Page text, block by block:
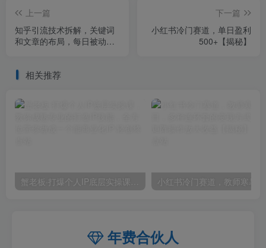
上一篇
知乎引流技术拆解，关键词
和文章的布局，每日被动引
下一篇
小红书冷门赛道，单日盈利
500+【揭秘】
相关推荐
蟹老板·打爆个人IP底层实操课，教你成熟专业的打造IP技能，全方位带你做成一个能商业化IP
年费合伙人